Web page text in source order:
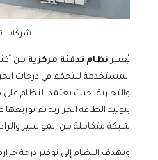
شركات
يُعتبر نظام تدفئة مركزية من
المستخدمة للتحكم في درجات
والتجارية، حيث يعتمد النظام
بتوليد الطاقة الحرارية ثم
شبكة متكاملة من المواسير
ويهدف النظام إلى توفير درجة